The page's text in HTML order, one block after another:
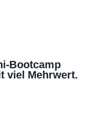
Bootcamp
viel Mehrwert.